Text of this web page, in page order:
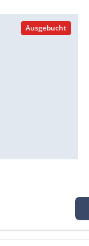
Ausgebucht